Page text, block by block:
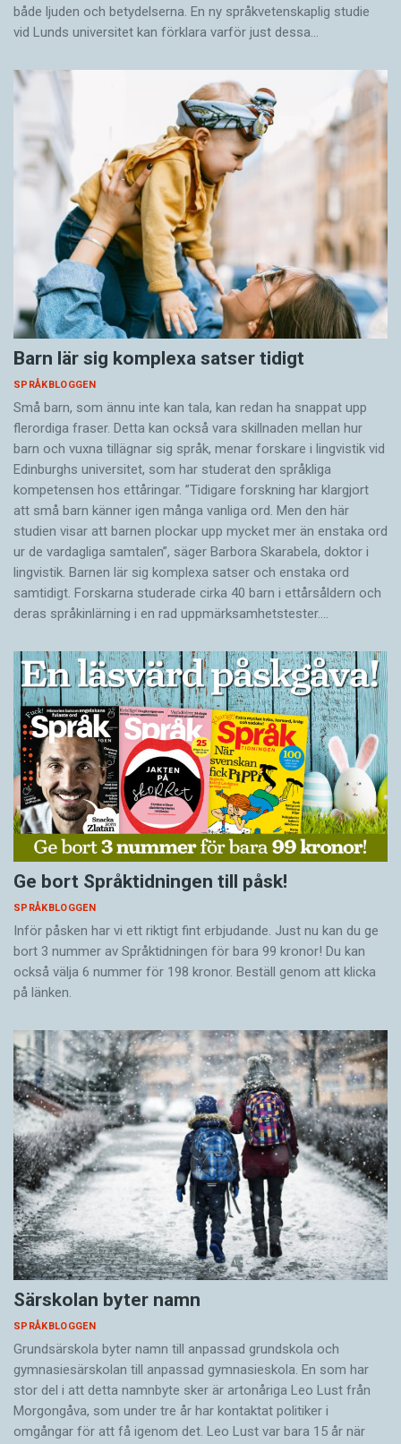
både ljuden och betydelserna. En ny språkvetenskaplig studie
vid Lunds universitet kan förklara varför just dessa…
Barn lär sig komplexa satser tidigt
SPRÅKBLOGGEN
Små barn, som ännu inte kan tala, kan redan ha snappat upp
flerordiga fraser. Detta kan också vara skillnaden mellan hur
barn och vuxna tillägnar sig språk, menar forskare i lingvistik vid
Edinburghs universitet, som har studerat den språkliga
kompetensen hos ettåringar. ”Tidigare forskning har klargjort
att små barn känner igen många vanliga ord. Men den här
studien visar att barnen plockar upp mycket mer än enstaka ord
ur de vardagliga samtalen”, säger Barbora Skarabela, doktor i
lingvistik. Barnen lär sig komplexa satser och enstaka ord
samtidigt. Forskarna studerade cirka 40 barn i ettårsåldern och
deras språkinlärning i en rad uppmärksamhetstester.…
Ge bort Språktidningen till påsk!
SPRÅKBLOGGEN
Inför påsken har vi ett riktigt fint erbjudande. Just nu kan du ge
bort 3 nummer av Språktidningen för bara 99 kronor! Du kan
också välja 6 nummer för 198 kronor. Beställ genom att klicka
på länken.
Särskolan byter namn
SPRÅKBLOGGEN
Grundsärskola byter namn till anpassad grundskola och
gymnasiesärskolan till anpassad gymnasieskola. En som har
stor del i att detta namnbyte sker är artonåriga Leo Lust från
Morgongåva, som under tre år har kontaktat politiker i
omgångar för att få igenom det. Leo Lust var bara 15 år när